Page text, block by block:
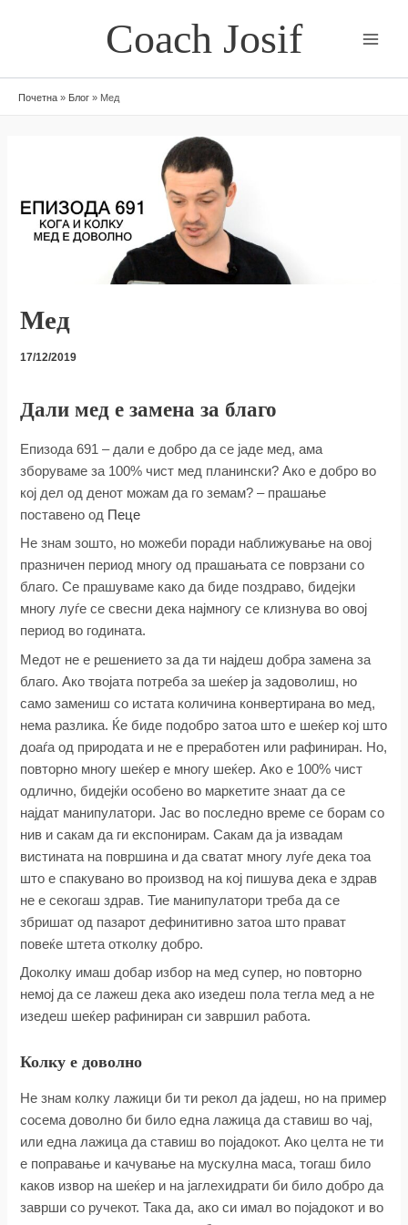
Coach Josif
Почетна » Блог » Мед
Мед
17/12/2019
Дали мед е замена за благо
Епизода 691 – дали е добро да се јаде мед, ама
зборуваме за 100% чист мед планински? Ако е добро во
кој дел од денот можам да го земам? – прашање
поставено од Пеце
Не знам зошто, но можеби поради наближување на овој
празничен период многу од прашањата се поврзани со
благо. Се прашуваме како да биде поздраво, бидејки
многу луѓе се свесни дека најмногу се клизнува во овој
период во годината.
Медот не е решението за да ти најдеш добра замена за
благо. Ако твојата потреба за шеќер ја задоволиш, но
само замениш со истата количина конвертирана во мед,
нема разлика. Ќе биде подобро затоа што е шеќер кој што
доаѓа од природата и не е преработен или рафиниран. Но,
повторно многу шеќер е многу шеќер. Ако е 100% чист
одлично, бидејќи особено во маркетите знаат да се
најдат манипулатори. Јас во последно време се борам со
нив и сакам да ги експонирам. Сакам да ја извадам
вистината на површина и да сватат многу луѓе дека тоа
што е спакувано во производ на кој пишува дека е здрав
не е секогаш здрав. Тие манипулатори треба да се
збришат од пазарот дефинитивно затоа што прават
повеќе штета отколку добро.
Доколку имаш добар избор на мед супер, но повторно
немој да се лажеш дека ако изедеш пола тегла мед а не
изедеш шеќер рафиниран си завршил работа.
Колку е доволно
Не знам колку лажици би ти рекол да јадеш, но на пример
сосема доволно би било една лажица да ставиш во чај,
или една лажица да ставиш во појадокот. Ако целта не ти
е поправање и качување на мускулна маса, тогаш било
каков извор на шеќер и на јаглехидрати би било добро да
заврши со ручекот. Така да, ако си имал во појадокот и во